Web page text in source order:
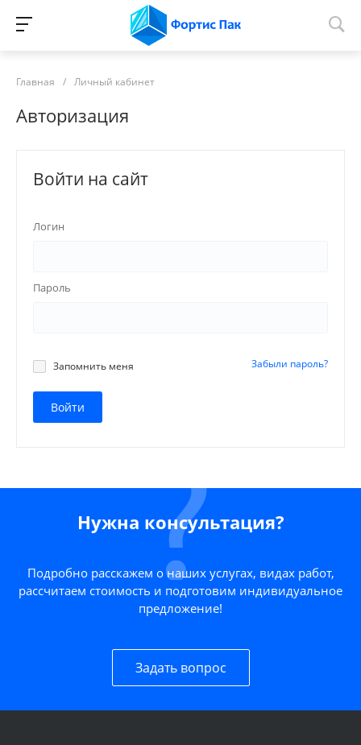
Главная / Личный кабинет
Авторизация
Войти на сайт
Логин
Пароль
Запомнить меня Забыли пароль?
Войти
Нужна консультация?
Подробно расскажем о наших услугах, видах работ,
рассчитаем стоимость и подготовим индивидуальное
предложение!
Задать вопрос